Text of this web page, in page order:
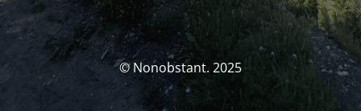
© Nonobstant. 2025